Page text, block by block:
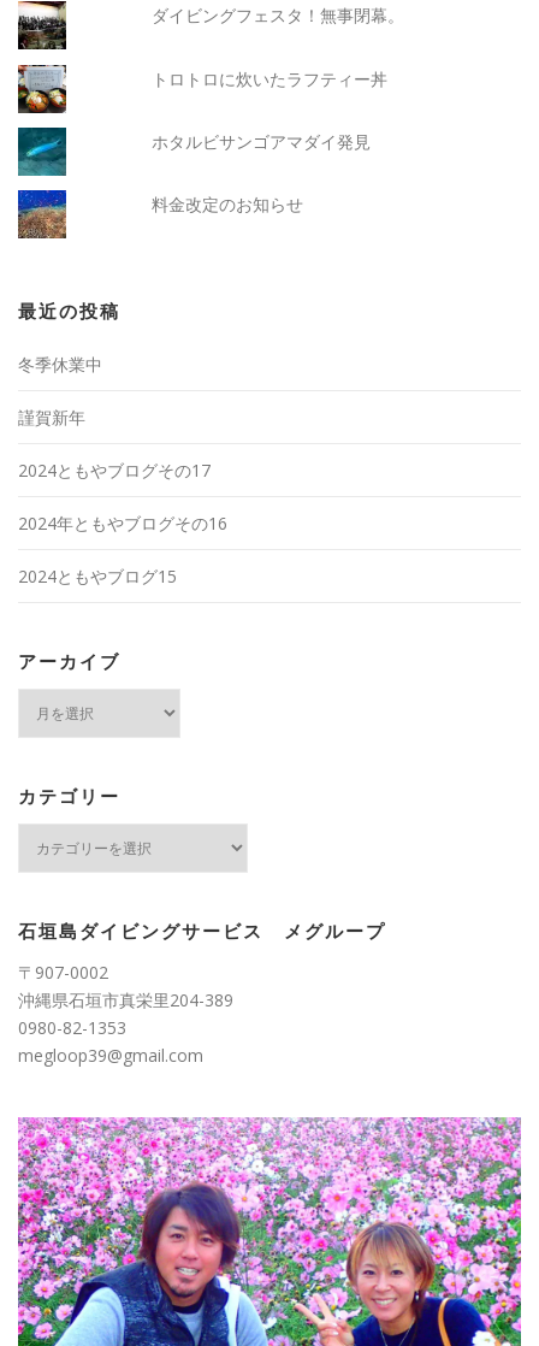
ダイビングフェスタ！無事閉幕。
トロトロに炊いたラフティー丼
ホタルビサンゴアマダイ発見
料金改定のお知らせ
最近の投稿
冬季休業中
謹賀新年
2024ともやブログその17
2024年ともやブログその16
2024ともやブログ15
アーカイブ
ブ
カテゴリー
ー
石垣島ダイビングサービス メグループ
〒907-0002
沖縄県石垣市真栄里204-389
0980-82-1353
megloop39@gmail.com